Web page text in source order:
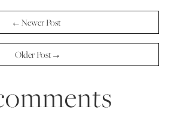
← Newer Post
Older Post →